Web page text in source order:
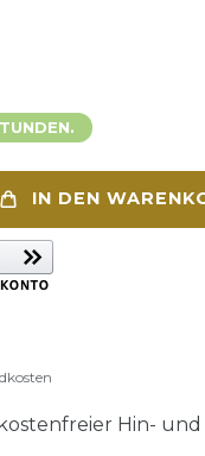
IN DEN
Hin- und